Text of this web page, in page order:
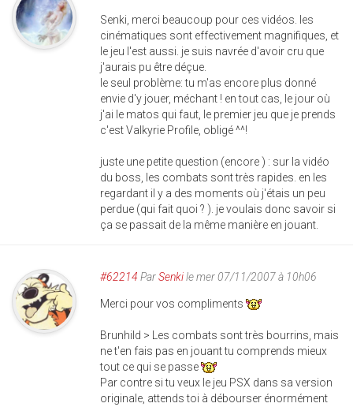
Senki, merci beaucoup pour ces vidéos. les
cinématiques sont effectivement magnifiques, et
le jeu l'est aussi. je suis navrée d'avoir cru que
j'aurais pu être déçue.
le seul problème: tu m'as encore plus donné
envie d'y jouer, méchant ! en tout cas, le jour où
j'ai le matos qui faut, le premier jeu que je prends
c'est Valkyrie Profile, obligé ^^!
juste une petite question (encore ) : sur la vidéo
du boss, les combats sont très rapides. en les
regardant il y a des moments où j'étais un peu
perdue (qui fait quoi ? ). je voulais donc savoir si
ça se passait de la même manière en jouant.
#62214 ParSenkile mer 07/11/2007 à 10h06
Merci pour vos compliments
Brunhild > Les combats sont très bourrins, mais
ne t'en fais pas en jouant tu comprends mieux
tout ce qui se passe
Par contre si tu veux le jeu PSX dans sa version
originale, attends toi à débourser énormément